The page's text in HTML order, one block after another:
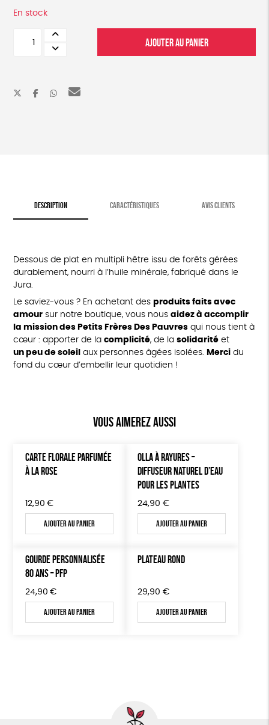
En stock
AJOUTER AU PANIER
DESCRIPTION CARACTÉRISTIQUES AVIS CLIENTS
Dessous de plat en multipli hêtre issu de forêts gérées
durablement, nourri à l’huile minérale, fabriqué dans le
Jura.
Le saviez-vous ? En achetant des produits faits avec
amoursur notre boutique, vous nous aidez à accomplir
la mission des Petits Frères Des Pauvresqui nous tient à
cœur : apporter de la complicité, de la solidaritéet
un peu de soleil aux personnes âgées isolées. Mercidu
fond du cœur d’embellir leur quotidien !
Vous aimerez aussi
CARTE FLORALE PARFUMÉE
À LA ROSE
12,90 €
Ajouter au panier
OLLA À RAYURES –
DIFFUSEUR NATUREL D’EAU
POUR LES PLANTES
24,90 €
Ajouter au panier
GOURDE PERSONNALISÉE
80 ANS – PFP
24,90 €
Ajouter au panier
PLATEAU ROND
29,90 €
Ajouter au panier